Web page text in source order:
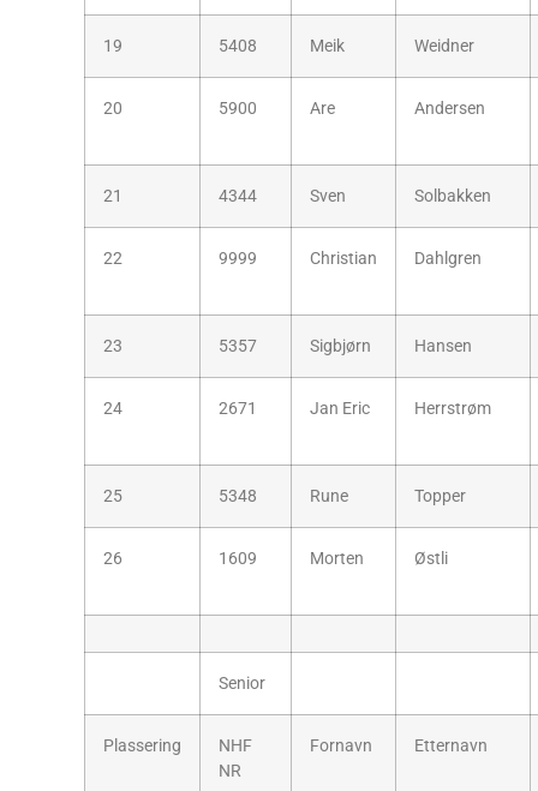
19 5408 Meik Weidner
20 5900 Are Andersen
21 4344 Sven Solbakken
22 9999 Christian Dahlgren
23 5357 Sigbjørn Hansen
24 2671 Jan Eric Herrstrøm
25 5348 Rune Topper
26 1609 Morten Østli
Senior
Plassering
NHF
NR
Fornavn Etternavn